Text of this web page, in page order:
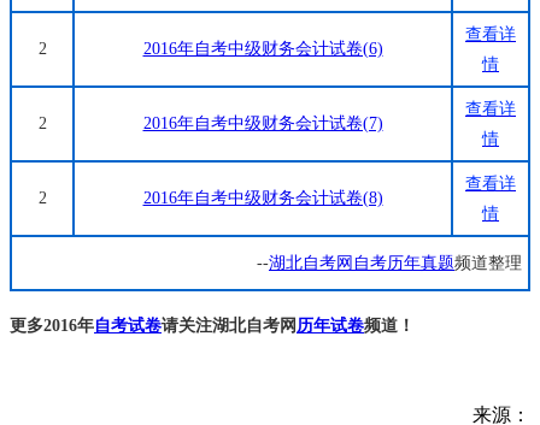
2 2016年自考中级财务会计试卷(6)
查看详
情
2 2016年自考中级财务会计试卷(7)
查看详
情
2 2016年自考中级财务会计试卷(8)
查看详
情
--湖北自考网 自考历年真题频道整理
更多2016年自考试卷请关注湖北自考网 历年试卷频道！
来源：